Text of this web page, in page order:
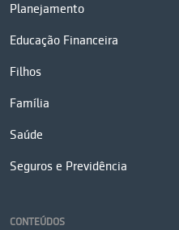
Planejamento
Educação Financeira
Filhos
Família
Saúde
Seguros e Previdência
CONTEÚDOS